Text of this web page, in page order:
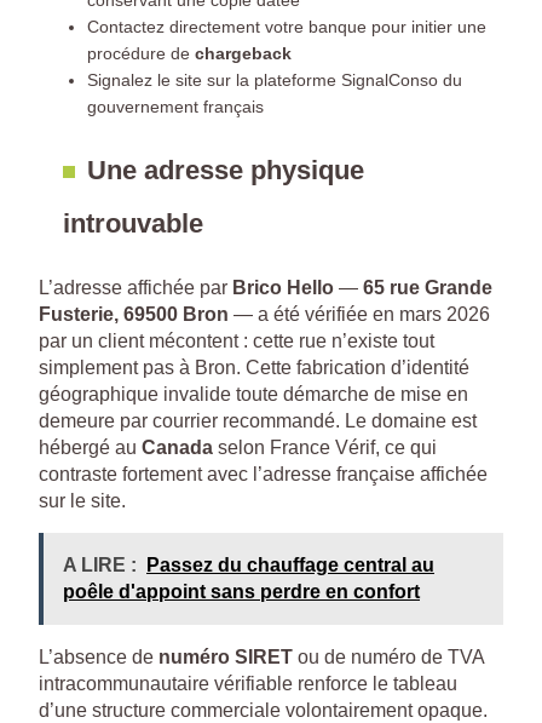
Contactez directement votre banque pour initier une
procédure de chargeback
Signalez le site sur la plateforme SignalConso du
gouvernement français
Une adresse physique
introuvable
L’adresse affichée par Brico Hello — 65 rue Grande
Fusterie, 69500 Bron — a été vérifiée en mars 2026
par un client mécontent : cette rue n’existe tout
simplement pas à Bron. Cette fabrication d’identité
géographique invalide toute démarche de mise en
demeure par courrier recommandé. Le domaine est
hébergé au Canada selon France Vérif, ce qui
contraste fortement avec l’adresse française affichée
sur le site.
A LIRE :
Passez du chauffage central au
poêle d'appoint sans perdre en confort
L’absence de numéro SIRET ou de numéro de TVA
intracommunautaire vérifiable renforce le tableau
d’une structure commerciale volontairement opaque.